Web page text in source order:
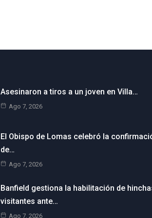
Asesinaron a tiros a un joven en Villa…
Ago 7, 2026
El Obispo de Lomas celebró la
de…
Ago 7, 2026
Banfield gestiona la habilitación de
visitantes ante…
Ago 7, 2026